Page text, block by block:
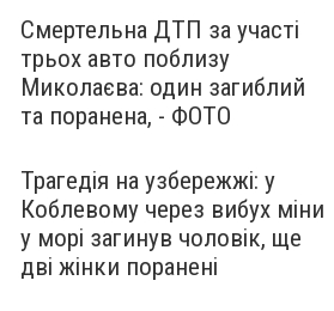
Смертельна ДТП за участі
трьох авто поблизу
Миколаєва: один загиблий
та поранена, - ФОТО
Трагедія на узбережжі: у
Коблевому через вибух міни
у морі загинув чоловік, ще
дві жінки поранені